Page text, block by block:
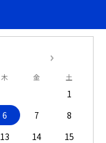
木 金 土
1
6 7
8
13 14
15